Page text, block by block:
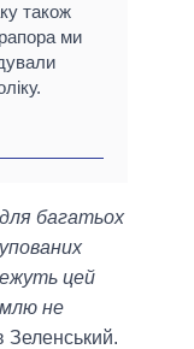
також
ми
багатьох
цей
не
Зеленський.